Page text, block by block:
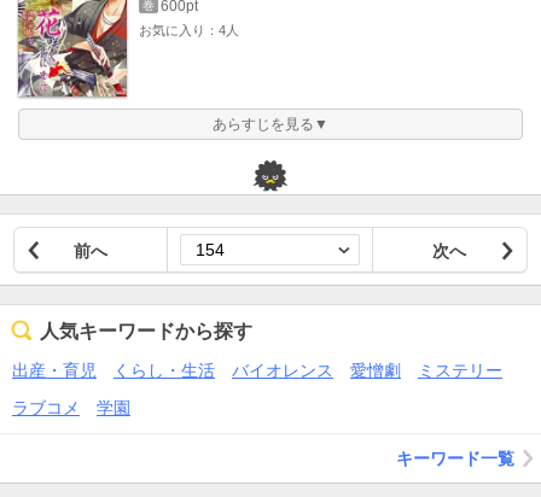
巻 600pt
お気に入り：4人
あらすじを見る▼
前へ 次へ
人気キーワードから探す
出産・育児 くらし・生活 バイオレンス 愛憎劇
ミステリー
ラブコメ
学園
キーワード一覧